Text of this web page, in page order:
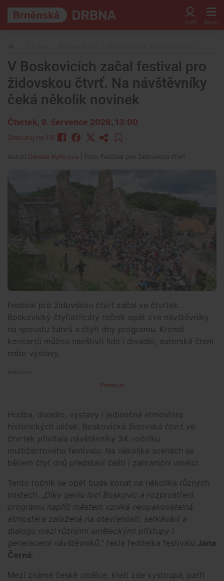
V Boskovicích začal festival pro
židovskou čtvrť. Na návštěvníky
čeká několik novinek
Čtvrtek, 9. července 2026, 13:00
Diskutuj na FB
Autoři Daniela Kytlicova | Foto Festival pro židovskou čtvrť
Festival pro židovskou čtvrť začal ve čtvrtek.
Boskovický čtyřiatřicátý ročník opět zve návštěvníky
na spoustu žánrů a čtyři dny programu. Kromě
koncertů můžou navštívit lidé i divadlo, autorská čtení
nebo výstavy.
Premium
Hudba, divadlo, výstavy i jedinečná atmosféra
historických uliček. Boskovická židovská čtvrť ve
čtvrtek přivítala návštěvníky 34. ročníku
multižánrového festivalu. Na několika scénách se
během čtyř dnů představí čeští i zahraniční umělci.
Tento ročník se opět bude konat na několika různých
místech. „ Díky geniu loci Boskovic a rozprostření
programu napříč městem vzniká neopakovatelná
atmosféra založená na otevřenosti, setkávání a
dialogu mezi různými uměleckými přístupy i
generacemi návštěvníků, “ řekla ředitelka festivalu Jana
Černá.
Mezi známé české umělce, kteří zde vystoupá, patří